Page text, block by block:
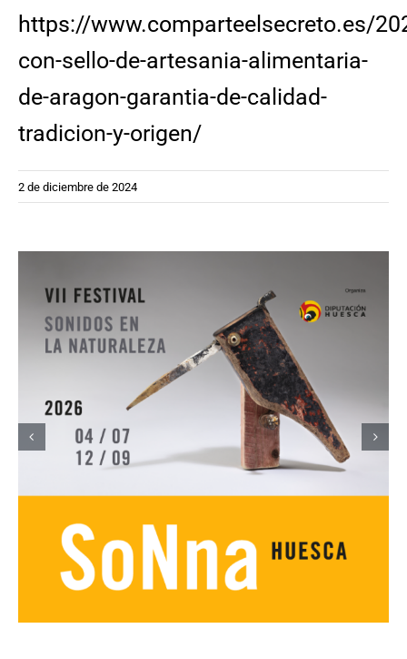
https://www.comparteelsecreto.es/
con-sello-de-artesania-alimentaria-
de-aragon-garantia-de-calidad-
tradicion-y-origen/
2 de diciembre de 2024